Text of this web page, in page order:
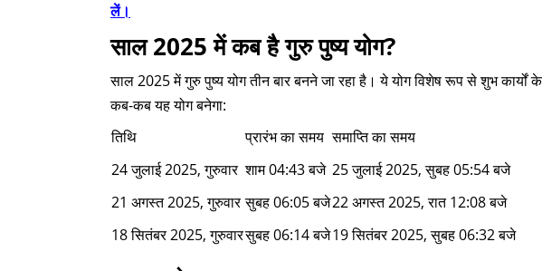
लें।
साल 2025 में कब है गुरु पुष्य योग?
साल 2025 में गुरु पुष्य योग तीन बार बनने जा रहा है। ये योग विशेष रूप से शुभ
कब-कब यह योग बनेगा:
तिथि
प्रारंभ का समय समाप्ति का समय
24 जुलाई 2025, गुरुवार शाम 04:43 बजे 25 जुलाई 2025, सुबह 05:54 बजे
21 अगस्त 2025, गुरुवार सुबह 06:05 बजे22 अगस्त 2025, रात 12:08 बजे
18 सितंबर 2025, गुरुवारसुबह 06:14 बजे19 सितंबर 2025, सुबह 06:32 बजे